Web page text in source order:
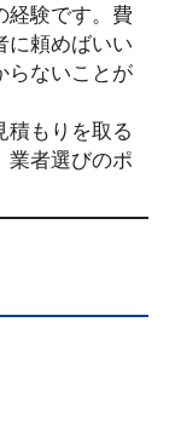
経験です。費
に頼めばいい
らないことが
積もりを取る
業者選びのポ